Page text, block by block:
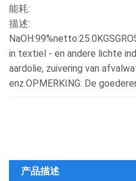
能耗:
描述:
in textiel - en andere lichte
aardolie, zuivering van
enz.OPMERKING: De
产品描述